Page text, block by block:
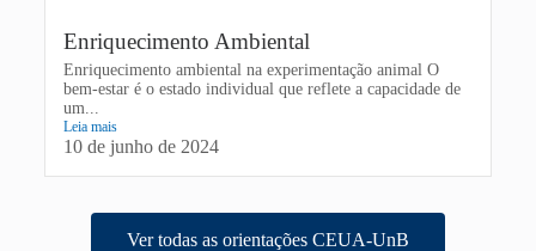
Enriquecimento Ambiental
Enriquecimento ambiental na experimentação animal O
bem-estar é o estado individual que reflete a capacidade de
um...
Leia mais
10 de junho de 2024
Ver todas as orientações CEUA-UnB